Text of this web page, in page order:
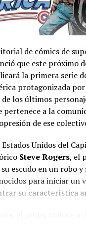
de la quienes
,Luis Felipe “Yuyo”
Mercedes Morán
,Daniel Fanego
Darío Grandinetti,
,Claudia Piñeiroy
Georgina
,Albertina
Flechner ,
Soledad Villamil.
de cómics de
que este próximo
la primera serie
protagonizada
los últimos
pertenece a la
de ese
Unidos del
Steve Rogers, el
escudo en un robo y
para iniciar un
su característica